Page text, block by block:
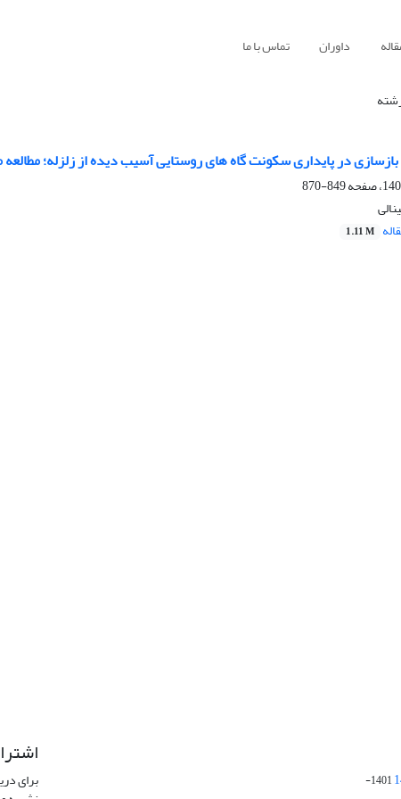
داوران تماس با ما
در پایداری سکونت گاه های روستایی آسیب دیده از زلزله؛
849-870
1.11 M
1401-
برای